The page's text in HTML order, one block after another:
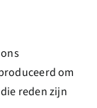
om
reden zijn